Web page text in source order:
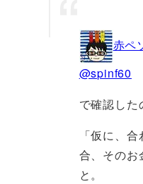
赤ペ
@spinf60
で確認した
「仮に、
合、そのお
と。